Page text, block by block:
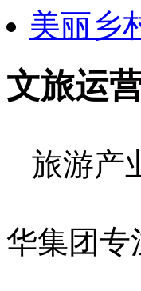
美丽乡
文旅运
旅游产
华集团专